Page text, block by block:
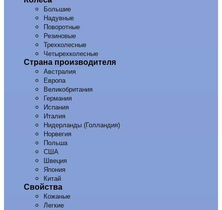
Большие
Надувные
Поворотные
Резиновые
Трехколесные
Четырехколесные
Страна производителя
Австралия
Европа
Великобритания
Германия
Испания
Италия
Нидерланды (Голландия)
Норвегия
Польша
США
Швеция
Япония
Китай
Свойства
Кожаные
Легкие